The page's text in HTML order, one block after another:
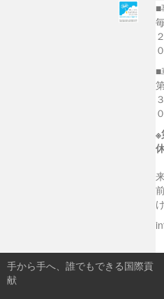
■
■
※
手から手へ、誰でもできる国際貢